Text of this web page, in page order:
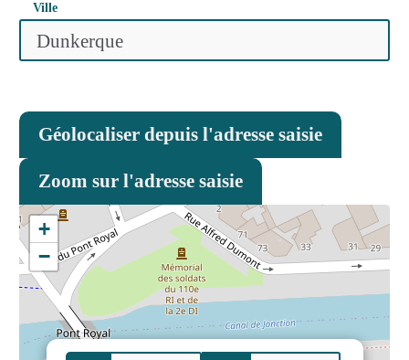
Ville
Géolocaliser depuis l'adresse saisie
Zoom sur l'adresse saisie
+
−